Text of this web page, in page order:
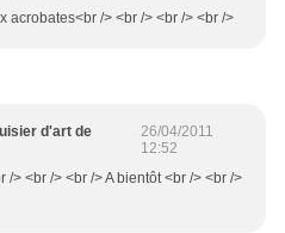
acrobates<br /> <br /> <br /> <br />
d'art de
26/04/2011
12:52
/> <br /> <br /> A bientôt <br /> <br />